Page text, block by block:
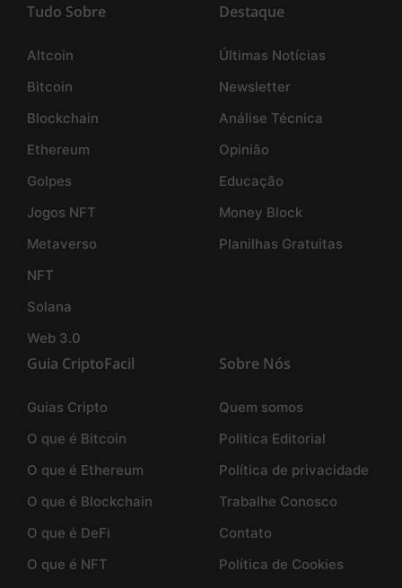
Tudo Sobre
Altcoin
Bitcoin
Blockchain
Ethereum
Golpes
Jogos NFT
Metaverso
NFT
Solana
Web 3.0
Destaque
Últimas Notícias
Newsletter
Análise Técnica
Opinião
Educação
Money Block
Planilhas Gratuitas
Guia CriptoFacil
Guias Cripto
O que é Bitcoin
O que é Ethereum
O que é Blockchain
O que é DeFi
O que é NFT
Sobre Nós
Quem somos
Politica Editorial
Política de privacidade
Trabalhe Conosco
Contato
Política de Cookies